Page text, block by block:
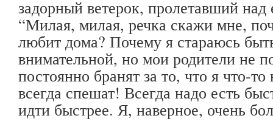
задорный ветерок, пролетавший над
“Милая, милая, речка скажи мне,
любит дома? Почему я стараюсь
внимательной, но мои родители не
постоянно бранят за то, что я что-
всегда спешат! Всегда надо есть
идти быстрее. Я, наверное, очень